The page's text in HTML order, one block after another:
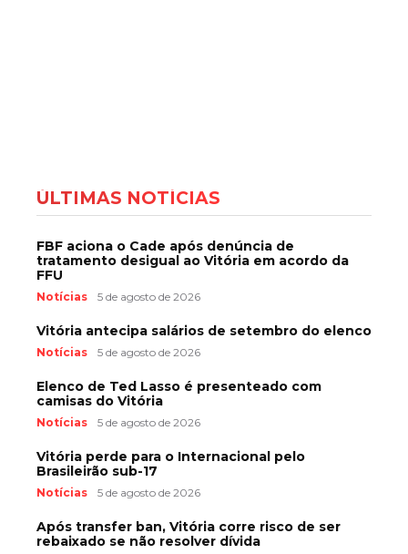
ÚLTIMAS NOTÍCIAS
FBF aciona o Cade após denúncia de
tratamento desigual ao Vitória em acordo da
FFU
Notícias 5 de agosto de 2026
Vitória antecipa salários de setembro do elenco
Notícias 5 de agosto de 2026
Elenco de Ted Lasso é presenteado com
camisas do Vitória
Notícias 5 de agosto de 2026
Vitória perde para o Internacional pelo
Brasileirão sub-17
Notícias 5 de agosto de 2026
Após transfer ban, Vitória corre risco de ser
rebaixado se não resolver dívida